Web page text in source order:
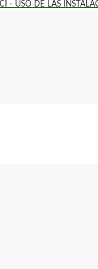
- USO DE LAS